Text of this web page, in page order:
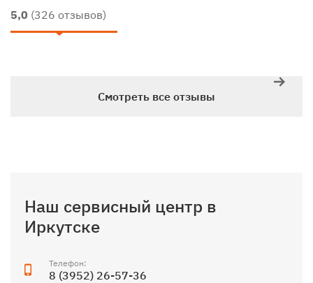
5,0 (326 отзывов)
Смотреть все отзывы
Наш сервисный центр в
Иркутске
Телефон:
8 (3952) 26-57-36